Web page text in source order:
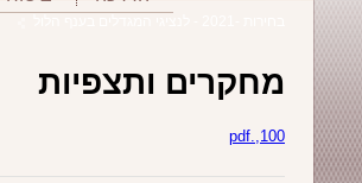
מחקרים ותצפיות
100,.pdf